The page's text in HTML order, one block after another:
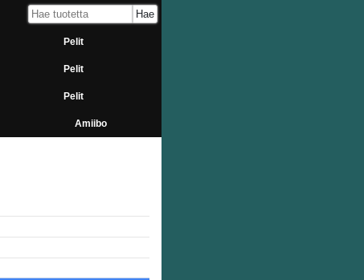
Pelit
Pelit
Pelit
Amiibo